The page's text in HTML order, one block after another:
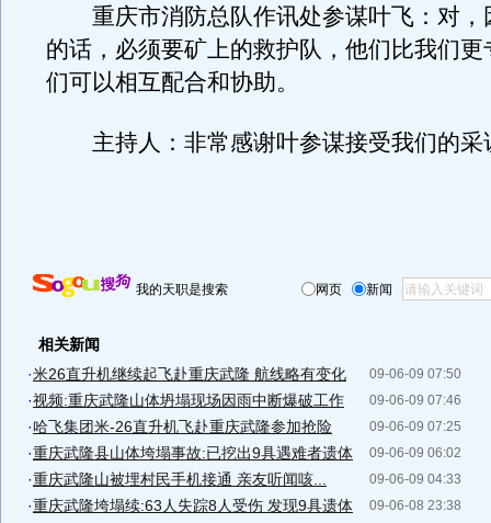
重庆市消防总队作讯处参谋叶飞：对，
的话，必须要矿上的救护队，他们比我们更
们可以相互配合和协助。
主持人：非常感谢叶参谋接受我们的采
我的天职是搜索 网页 新闻
相关新闻
09-06-09 07:50
·米26直升机继续起飞赴重庆武隆 航线略有变化
09-06-09 07:46
·视频:重庆武隆山体坍塌现场因雨中断爆破工作
09-06-09 07:25
·哈飞集团米-26直升机飞赴重庆武隆参加抢险
09-06-09 06:02
·重庆武隆县山体垮塌事故:已挖出9具遇难者遗体
09-06-09 04:33
·重庆武隆山被埋村民手机接通 亲友听闻咳...
09-06-08 23:38
·重庆武隆垮塌续:63人失踪8人受伤 发现9具遗体